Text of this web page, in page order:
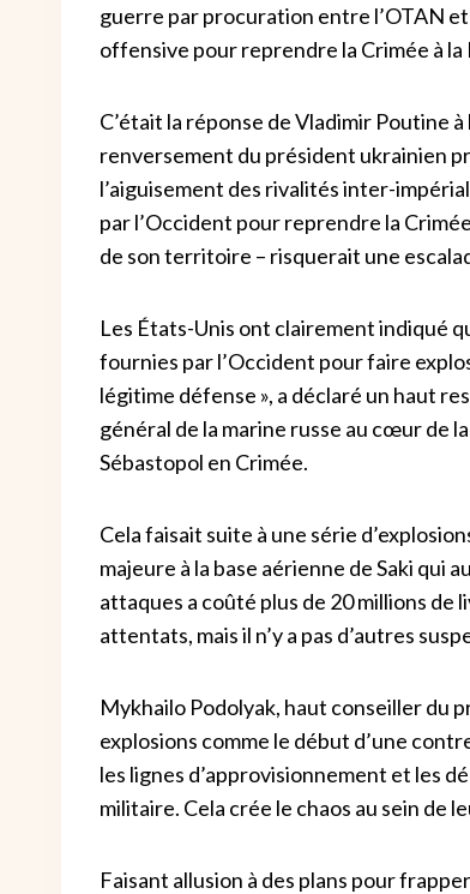
guerre par procuration entre l’OTAN
offensive pour reprendre la Crimée à la
C’était la réponse de Vladimir Poutine
renversement du président ukrainien
l’aiguisement des rivalités inter-
par l’Occident pour reprendre la
de son territoire – risquerait une
Les États-Unis ont clairement indiqué
fournies par l’Occident pour faire
légitime défense », a déclaré un haut
général de la marine russe au cœur de
Sébastopol en Crimée.
Cela faisait suite à une série
majeure à la base aérienne de Saki qui
attaques a coûté plus de 20 millions de
attentats, mais il n’y a pas d’autres
Mykhailo Podolyak, haut conseiller du
explosions comme le début d’une
les lignes d’approvisionnement et les
militaire. Cela crée le chaos au sein de
Faisant allusion à des plans pour